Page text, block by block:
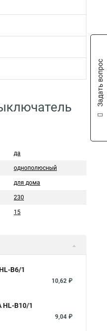
да
однополюсный
для дома
230
15
B6/1
10,62 ₽
B10/1
9,04 ₽
Задать вопрос